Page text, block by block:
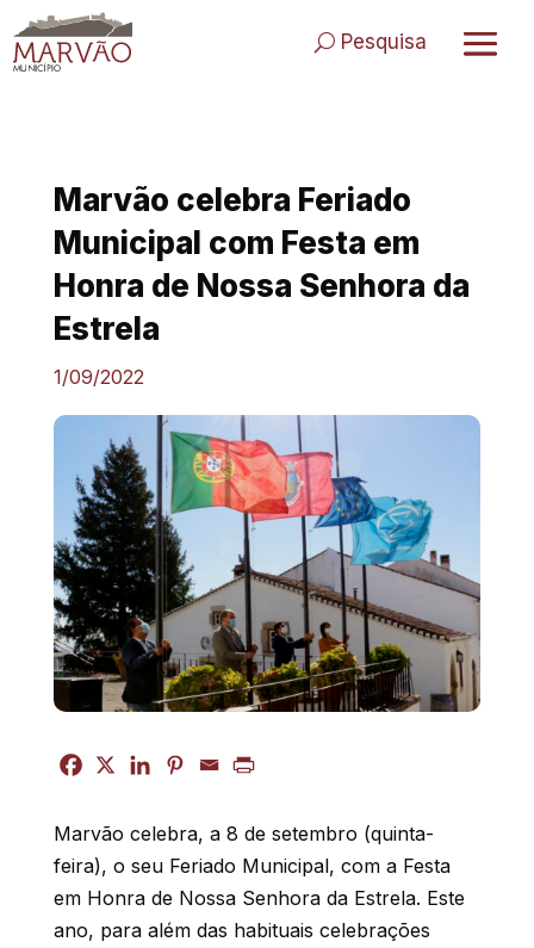
to
content
Pesquisa
Marvão celebra Feriado
Municipal com Festa em
Honra de Nossa Senhora da
Estrela
1/09/2022
Marvão celebra, a 8 de setembro (quinta-
feira), o seu Feriado Municipal, com a Festa
em Honra de Nossa Senhora da Estrela. Este
ano, para além das habituais celebrações